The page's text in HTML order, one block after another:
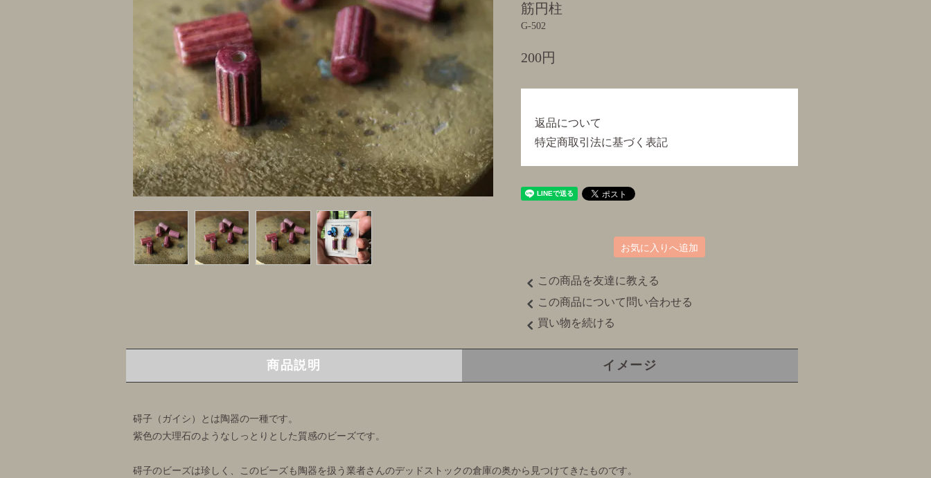
筋円柱
G-502
200円
返品について
特定商取引法に基づく表記
お気に入りへ追加
この商品を友達に教える
この商品について問い合わせる
買い物を続ける
商品説明 イメージ
碍子（ガイシ）とは陶器の一種です。
紫色の大理石のようなしっとりとした質感のビーズです。
碍子のビーズは珍しく、このビーズも陶器を扱う業者さんのデッドストックの倉庫の奥から見つけてきたものです。